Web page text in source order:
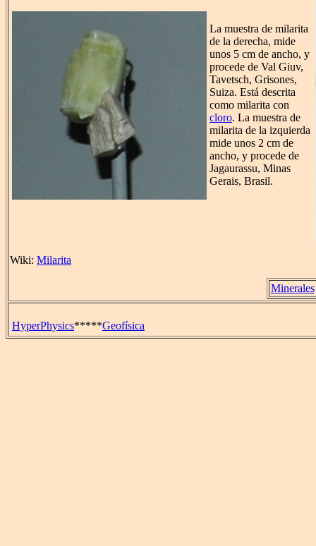
La muestra de milarita
de la derecha, mide
unos 5 cm de ancho, y
procede de Val Giuv,
Tavetsch, Grisones,
Suiza. Está descrita
como milarita con
cloro. La muestra de
milarita de la izquierda
mide unos 2 cm de
ancho, y procede de
Jagaurassu, Minas
Gerais, Brasil.
Wiki: Milarita
Minerales
HyperPhysics*****Geofísica